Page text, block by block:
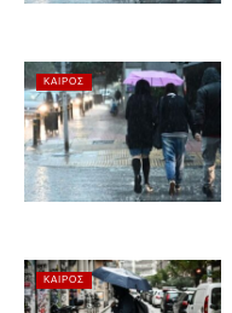
ΚΑΙΡΌΣ
ΚΑΙΡΌΣ